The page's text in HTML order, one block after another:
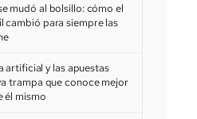
mudó al bolsillo: cómo el
cambió para siempre las
artificial y las apuestas
trampa que conoce mejor
él mismo